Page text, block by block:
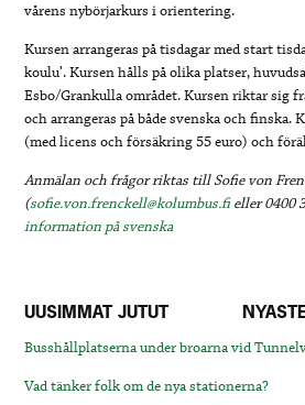
vårens nybörjarkurs i orientering.
Kursen arrangeras på tisdagar med start
koulu’. Kursen hålls på olika platser,
Esbo/Grankulla området. Kursen riktar sig
och arrangeras på både svenska och finska.
(med licens och försäkring 55 euro) och
Anmälan och frågor riktas till Sofie von
(sofie.von.frenckell@kolumbus.fieller 0400
information på svenska
UUSIMMAT JUTUT
Busshållplatserna under broarna vid
Vad tänker folk om de nya stationerna?